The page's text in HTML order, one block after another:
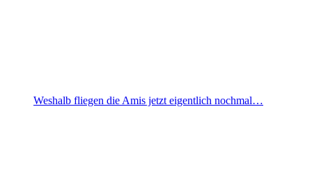
Weshalb fliegen die Amis jetzt eigentlich nochmal…